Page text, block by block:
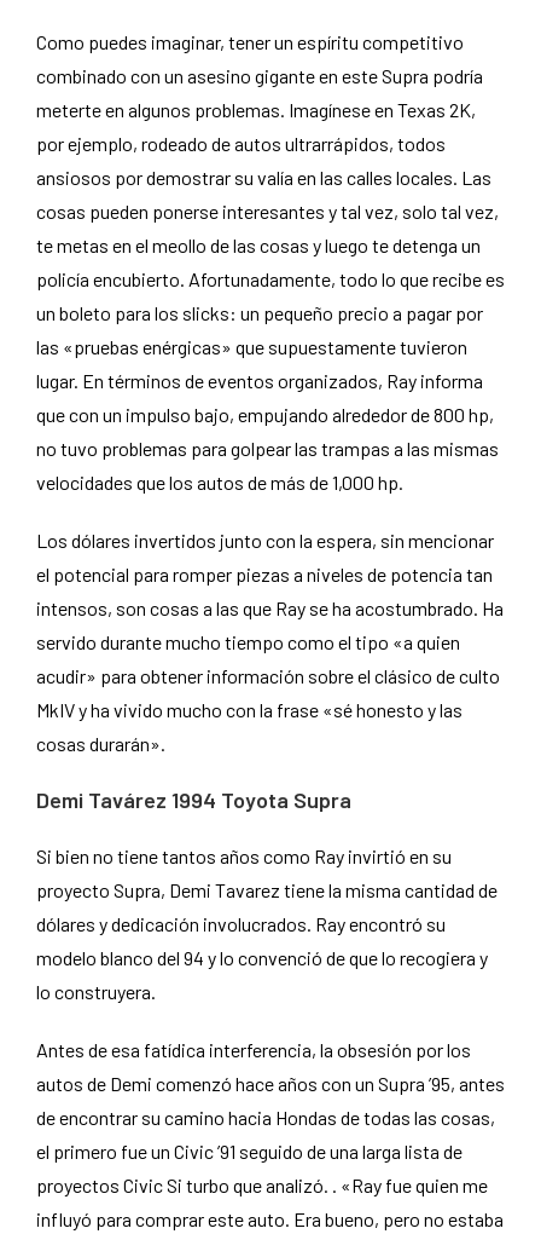
Como puedes imaginar, tener un espíritu competitivo
combinado con un asesino gigante en este Supra podría
meterte en algunos problemas. Imagínese en Texas 2K,
por ejemplo, rodeado de autos ultrarrápidos, todos
ansiosos por demostrar su valía en las calles locales. Las
cosas pueden ponerse interesantes y tal vez, solo tal vez,
te metas en el meollo de las cosas y luego te detenga un
policía encubierto. Afortunadamente, todo lo que recibe es
un boleto para los slicks: un pequeño precio a pagar por
las «pruebas enérgicas» que supuestamente tuvieron
lugar. En términos de eventos organizados, Ray informa
que con un impulso bajo, empujando alrededor de 800 hp,
no tuvo problemas para golpear las trampas a las mismas
velocidades que los autos de más de 1,000 hp.
Los dólares invertidos junto con la espera, sin mencionar
el potencial para romper piezas a niveles de potencia tan
intensos, son cosas a las que Ray se ha acostumbrado. Ha
servido durante mucho tiempo como el tipo «a quien
acudir» para obtener información sobre el clásico de culto
MkIV y ha vivido mucho con la frase «sé honesto y las
cosas durarán».
Demi Tavárez 1994 Toyota Supra
Si bien no tiene tantos años como Ray invirtió en su
proyecto Supra, Demi Tavarez tiene la misma cantidad de
dólares y dedicación involucrados. Ray encontró su
modelo blanco del 94 y lo convenció de que lo recogiera y
lo construyera.
Antes de esa fatídica interferencia, la obsesión por los
autos de Demi comenzó hace años con un Supra ’95, antes
de encontrar su camino hacia Hondas de todas las cosas,
el primero fue un Civic ’91 seguido de una larga lista de
proyectos Civic Si turbo que analizó. . «Ray fue quien me
influyó para comprar este auto. Era bueno, pero no estaba